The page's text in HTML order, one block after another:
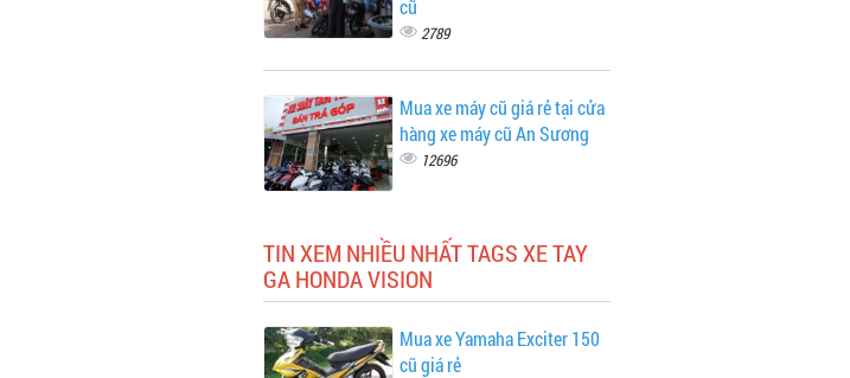
cũ
2789
Mua xe máy cũ giá rẻ tại cửa
hàng xe máy cũ An Sương
12696
TIN XEM NHIỀU NHẤT TAGS XE TAY
GA HONDA VISION
Mua xe Yamaha Exciter 150
cũ giá rẻ